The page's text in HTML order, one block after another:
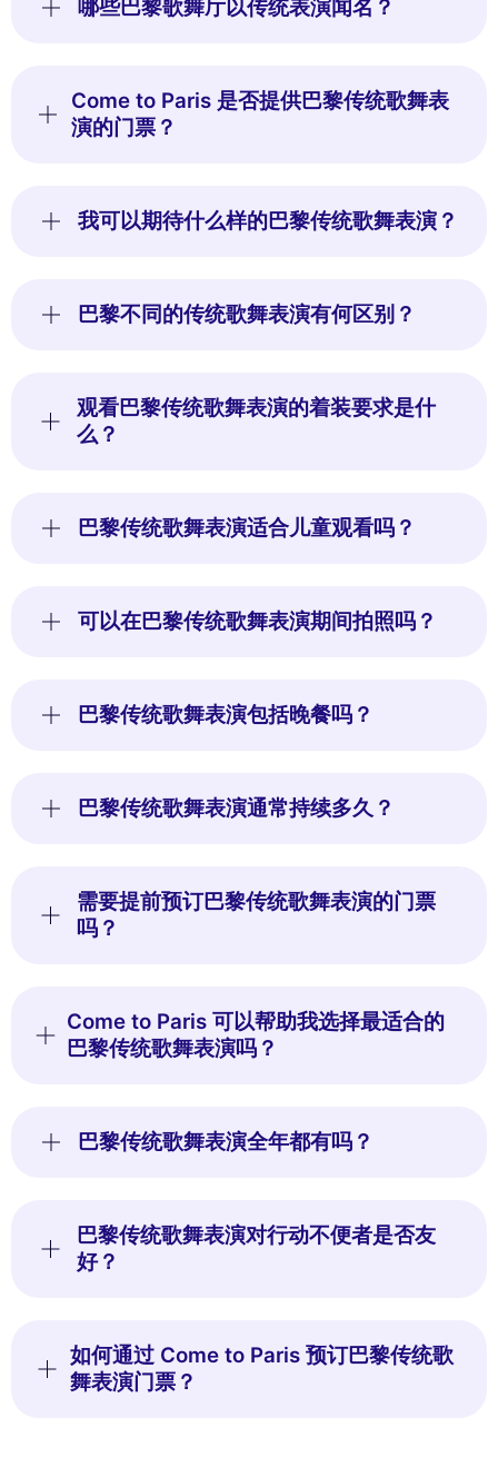
哪些巴黎歌舞厅以传统表演闻名？
Come to Paris 是否提供巴黎传统歌舞表
演的门票？
我可以期待什么样的巴黎传统歌舞表演？
巴黎不同的传统歌舞表演有何区别？
观看巴黎传统歌舞表演的着装要求是什
么？
巴黎传统歌舞表演适合儿童观看吗？
可以在巴黎传统歌舞表演期间拍照吗？
巴黎传统歌舞表演包括晚餐吗？
巴黎传统歌舞表演通常持续多久？
需要提前预订巴黎传统歌舞表演的门票
吗？
Come to Paris 可以帮助我选择最适合的
巴黎传统歌舞表演吗？
巴黎传统歌舞表演全年都有吗？
巴黎传统歌舞表演对行动不便者是否友
好？
如何通过 Come to Paris 预订巴黎传统歌
舞表演门票？